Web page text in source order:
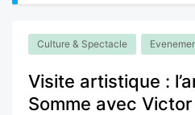
Culture & Spectacle
Visite artistique :
Somme avec